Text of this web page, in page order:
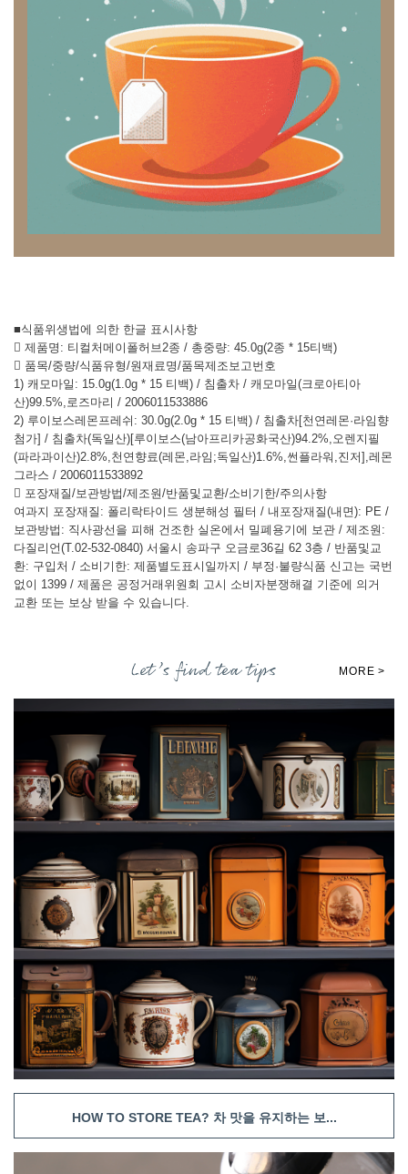
■식품위생법에 의한 한글 표시사항
 제품명: 티컬처메이폴허브2종 / 총중량: 45.0g(2종 * 15티백)
 품목/중량/식품유형/원재료명/품목제조보고번호
1) 캐모마일: 15.0g(1.0g * 15 티백) / 침출차 / 캐모마일(크로아티아
산)99.5%,로즈마리 / 2006011533886
2) 루이보스레몬프레쉬: 30.0g(2.0g * 15 티백) / 침출차[천연레몬·라임향
첨가] / 침출차(독일산)[루이보스(남아프리카공화국산)94.2%,오렌지필
(파라과이산)2.8%,천연향료(레몬,라임;독일산)1.6%,썬플라워,진저],레몬
그라스 / 2006011533892
 포장재질/보관방법/제조원/반품및교환/소비기한/주의사항
여과지 포장재질: 폴리락타이드 생분해성 필터 / 내포장재질(내면): PE /
보관방법: 직사광선을 피해 건조한 실온에서 밀폐용기에 보관 / 제조원:
다질리언(T.02-532-0840) 서울시 송파구 오금로36길 62 3층 / 반품및교
환: 구입처 / 소비기한: 제품별도표시일까지 / 부정·불량식품 신고는 국번
없이 1399 / 제품은 공정거래위원회 고시 소비자분쟁해결 기준에 의거
교환 또는 보상 받을 수 있습니다.
Let’s find tea tips MORE >
HOW TO STORE TEA? 차 맛을 유지하는 보...